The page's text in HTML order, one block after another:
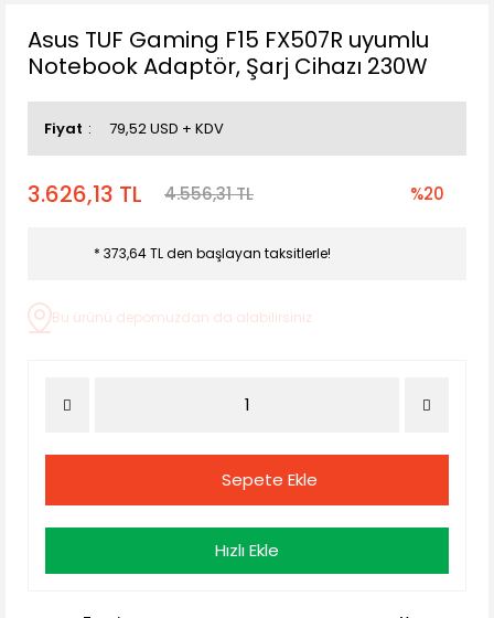
Asus TUF Gaming F15 FX507R uyumlu
Notebook Adaptör, Şarj Cihazı 230W
Fiyat 79,52 USD + KDV
3.626,13 TL 4.556,31 TL %20
* 373,64 TL den başlayan taksitlerle!
Bu ürünü depomuzdan da alabilirsiniz.
Sepete Ekle
Hızlı Ekle